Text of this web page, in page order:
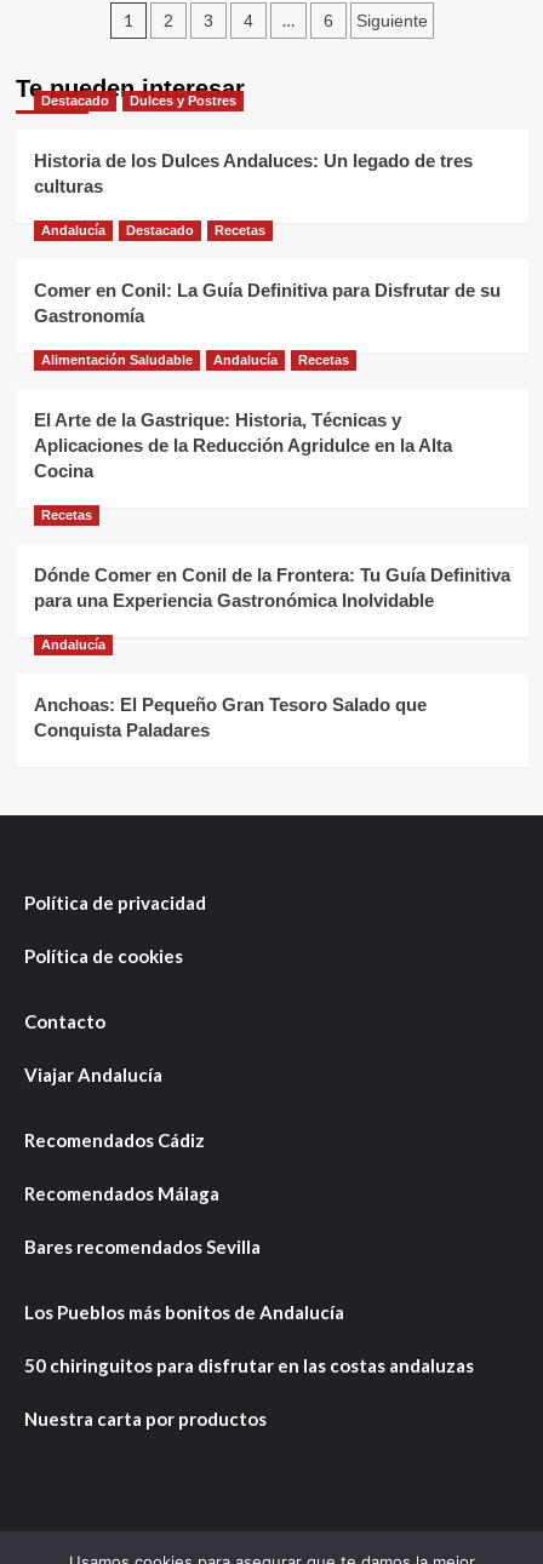
Paginación
entradas
1 2 3 4 … 6 Siguiente
Te pueden interesar
Destacado Dulces y Postres
Historia de los Dulces Andaluces: Un legado de tres
culturas
Andalucía Destacado Recetas
Comer en Conil: La Guía Definitiva para Disfrutar de su
Gastronomía
Alimentación Saludable Andalucía Recetas
El Arte de la Gastrique: Historia, Técnicas y
Aplicaciones de la Reducción Agridulce en la Alta
Cocina
Recetas
Dónde Comer en Conil de la Frontera: Tu Guía Definitiva
para una Experiencia Gastronómica Inolvidable
Andalucía
Anchoas: El Pequeño Gran Tesoro Salado que
Conquista Paladares
Política de privacidad
Política de cookies
Contacto
Viajar Andalucía
Recomendados Cádiz
Recomendados Málaga
Bares recomendados Sevilla
Los Pueblos más bonitos de Andalucía
50 chiringuitos para disfrutar en las costas andaluzas
Nuestra carta por productos